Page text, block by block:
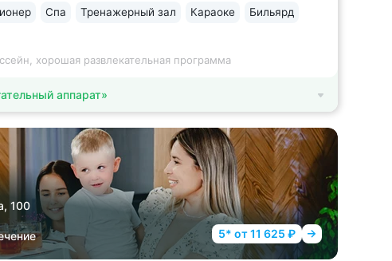
— Дом-музей Лермонтова, Цветник,
Спа Тренажерный зал Караоке Бильярд
хорошая развлекательная программа
аппарат»
100
5* от 11 625 ₽